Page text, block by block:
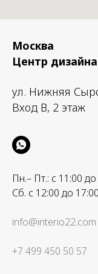
Москва
Центр дизайна
ул. Нижняя
Вход B, 2 этаж
Пн.– Пт.: с 11:00
Сб. с 12:00 до 17:00
info@interio22.com
+7 499 450 50 57